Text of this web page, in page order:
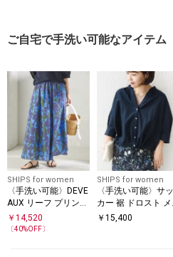
ご自宅で手洗い可能なアイテム
SHIPS for women
〈手洗い可能〉DEVE
AUX リーフ プリント
スカート
￥ 14,520
〔40%OFF〕
SHIPS for women
〈手洗い可能〉サッ
カー 裾 ドロスト メ
タル ボタン シャツ 2
￥15,400